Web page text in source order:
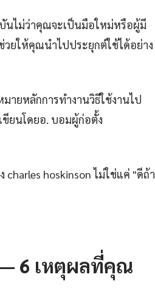
นไม่ว่าคุณจะเป็นมือใหม่หรือผู้มี
วยให้คุณนำไปประยุกต์ใช้ได้อย่าง
ายหลักการทำงานวิธีใช้งานไป
ยนโดยอ. บอมผู้ก่อตั้ง
charles hoskinson ไม่ใช่แค่ "ดีถ้า
6 เหตุผลที่คุณ